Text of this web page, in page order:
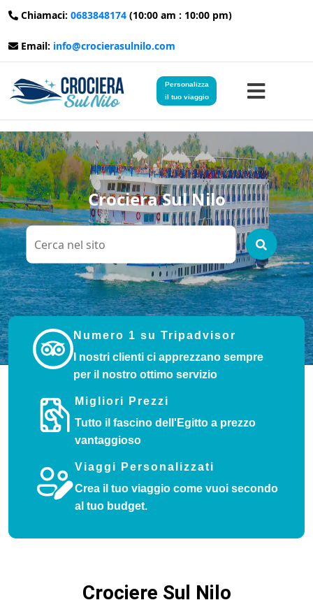
Chiamaci: 0683848174 (10:00 am : 10:00 pm)
Email: info@crocierasulnilo.com
Personalizza
il tuo viaggio
Home
Viaggi in Egitto
Crociere sul Nilo
Viaggi in Giordania
Blog
Crociera Sul Nilo
Numero 1 su Tripadvisor
I nostri clienti ci apprezzano sempre
per il nostro ottimo servizio
Migliori Prezzi
Tutto il fascino dell'Egitto a prezzo
vantaggioso
Viaggi Personalizzati
Crea il tuo viaggio come vuoi secondo
al tuo budget.
Crociere Sul Nilo